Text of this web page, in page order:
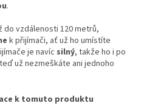
.
do vzdálenosti 120 metrů,
k přijímači, ať už ho umístíte
je navíc silný, takže ho i po
už nezmeškáte ani jednoho
k tomuto produktu